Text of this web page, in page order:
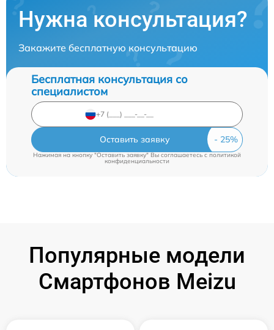
Нужна консультация?
Закажите бесплатную консультацию
Бесплатная консультация со
специалистом
Оставить заявку
Нажимая на кнопку "Оставить заявку" Вы соглашаетесь cполитикой
конфиденциальности
Популярные модели
Смартфонов Meizu